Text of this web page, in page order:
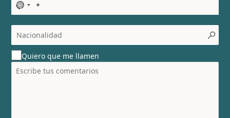
N
o
c
o
u
n
t
Quiero que me llamen